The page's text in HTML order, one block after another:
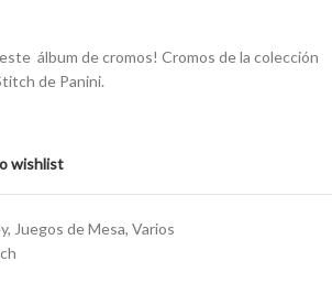
álbum de cromos! Cromos de la colección
de Panini.
wishlist
, Juegos de Mesa, Varios